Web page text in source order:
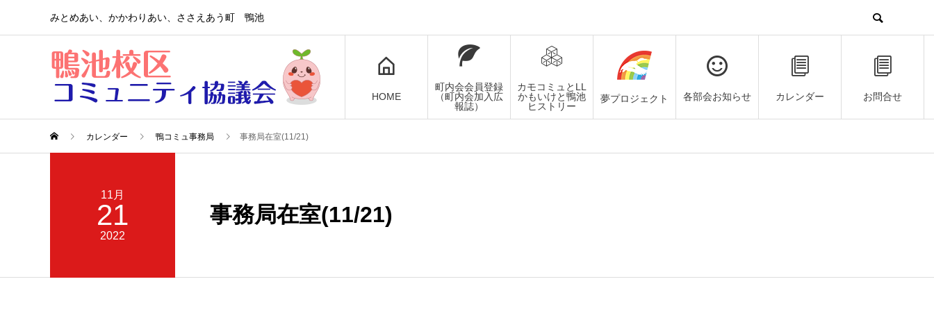
みとめあい、かかわりあい、ささえあう町 鴨池
HOME
町内会会員登録
（町内会加入広
報誌）
カモコミュとLL
かもいけと鴨池
ヒストリー
夢プロジェクト 各部会お知らせ カレンダー お問合せ
カレンダー 鴨コミュ事務局 事務局在室(11/21)
11月
21
2022
事務局在室(11/21)